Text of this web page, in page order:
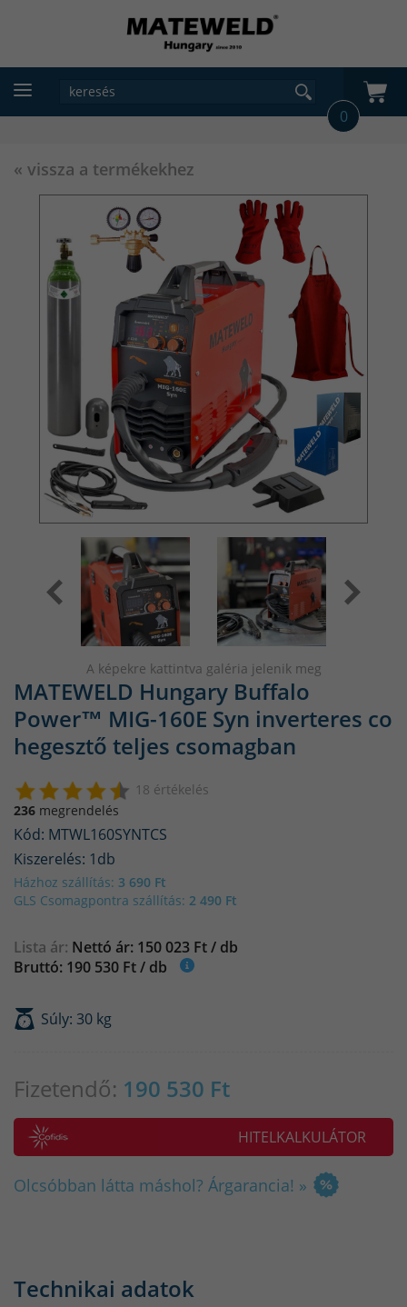
0
« vissza a termékekhez
A képekre kattintva galéria jelenik meg
MATEWELD Hungary Buffalo
Power™ MIG-160E Syn inverteres co
hegesztő teljes csomagban
18 értékelés
236 megrendelés
Kód: MTWL160SYNTCS
Kiszerelés: 1db
Házhoz szállítás: 3 690 Ft
GLS Csomagpontra szállítás: 2 490 Ft
Lista ár: Nettó ár: 150 023 Ft / db
Bruttó: 190 530 Ft / db
Súly: 30 kg
Fizetendő: 190 530 Ft
HITELKALKULÁTOR
Olcsóbban látta máshol? Árgarancia! »
Technikai adatok